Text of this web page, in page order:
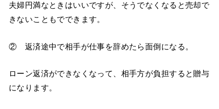
夫婦円満なときはいいですが、そうでなくなると売却で
きないこともでできます。
② 返済途中で相手が仕事を辞めたら面倒になる。
ローン返済ができなくなって、相手方が負担すると贈与
になります。